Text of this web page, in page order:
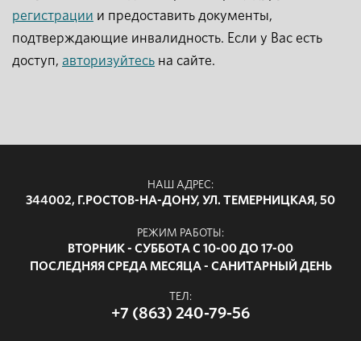
регистрации и предоставить документы,
подтверждающие инвалидность. Если у Вас есть
доступ, авторизуйтесь на сайте.
НАШ АДРЕС:
344002, Г.РОСТОВ-НА-ДОНУ, УЛ. ТЕМЕРНИЦКАЯ, 50
РЕЖИМ РАБОТЫ:
ВТОРНИК - СУББОТА С 10-00 ДО 17-00
ПОСЛЕДНЯЯ СРЕДА МЕСЯЦА - САНИТАРНЫЙ ДЕНЬ
ТЕЛ:
+7 (863) 240-79-56